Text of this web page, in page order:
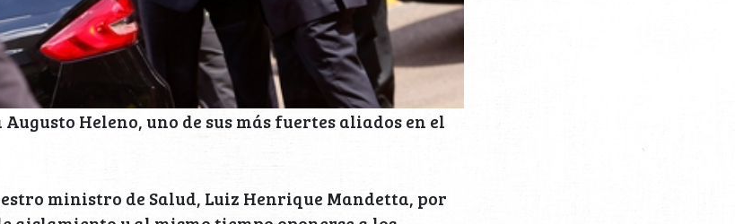
Heleno, uno de sus más fuertes aliados en el
ministro de Salud, Luiz Henrique Mandetta, por